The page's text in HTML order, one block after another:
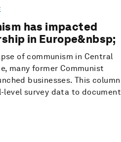
has impacted
in Europe&nbsp;
of communism in Central
many former Communist
businesses. This column
level survey data to document